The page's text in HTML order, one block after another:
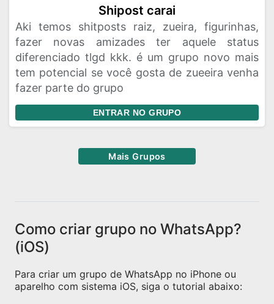
Shipost carai
Aki temos shitposts raiz, zueira, figurinhas,
fazer novas amizades ter aquele status
diferenciado tlgd kkk. é um grupo novo mais
tem potencial se você gosta de zueeira venha
fazer parte do grupo
ENTRAR NO GRUPO
Mais Grupos
Como criar grupo no WhatsApp?
(iOS)
Para criar um grupo de WhatsApp no iPhone ou
aparelho com sistema iOS, siga o tutorial abaixo: